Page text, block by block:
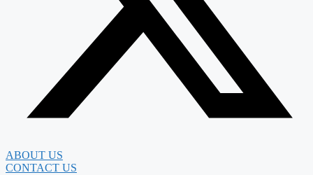
ABOUT US
CONTACT US